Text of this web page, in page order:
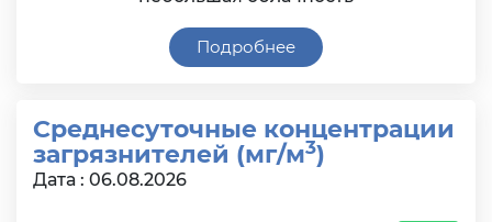
Подробнее
Среднесуточные концентрации
загрязнителей (мг/м3)
Дата : 06.08.2026